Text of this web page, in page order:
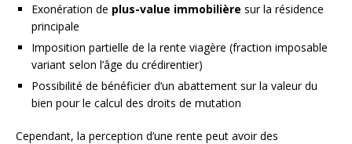
Exonération de plus-value immobilière sur la résidence
principale
Imposition partielle de la rente viagère (fraction imposable
variant selon l’âge du crédirentier)
Possibilité de bénéficier d’un abattement sur la valeur du
bien pour le calcul des droits de mutation
Cependant, la perception d’une rente peut avoir des